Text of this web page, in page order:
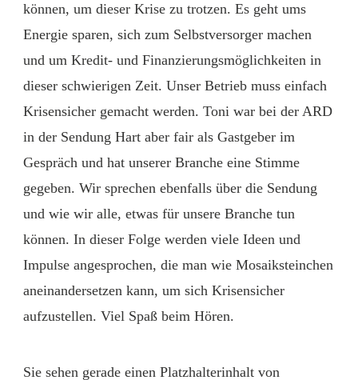
können, um dieser Krise zu trotzen. Es geht ums
Energie sparen, sich zum Selbstversorger machen
und um Kredit- und Finanzierungsmöglichkeiten in
dieser schwierigen Zeit. Unser Betrieb muss einfach
Krisensicher gemacht werden. Toni war bei der ARD
in der Sendung Hart aber fair als Gastgeber im
Gespräch und hat unserer Branche eine Stimme
gegeben. Wir sprechen ebenfalls über die Sendung
und wie wir alle, etwas für unsere Branche tun
können. In dieser Folge werden viele Ideen und
Impulse angesprochen, die man wie Mosaiksteinchen
aneinandersetzen kann, um sich Krisensicher
aufzustellen. Viel Spaß beim Hören.
Sie sehen gerade einen Platzhalterinhalt von